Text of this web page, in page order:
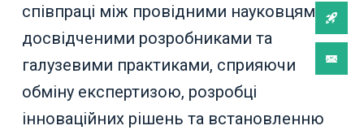
співпраці між провідними науковцями,
досвідченими розробниками та
галузевими практиками, сприяючи
обміну експертизою, розробці
інноваційних рішень та встановленню